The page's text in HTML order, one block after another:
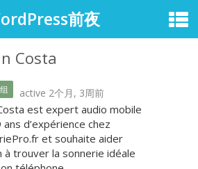
前夜
Costa
active 2个月, 3周前
est expert audio mobile
ans d’expérience chez
et souhaite aider
à trouver la sonnerie idéale